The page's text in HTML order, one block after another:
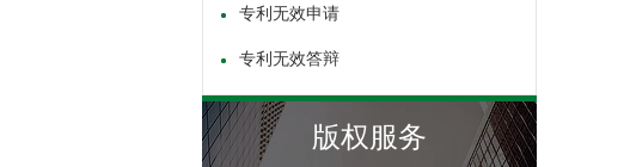
专利无效申请
专利无效答辩
版权服务